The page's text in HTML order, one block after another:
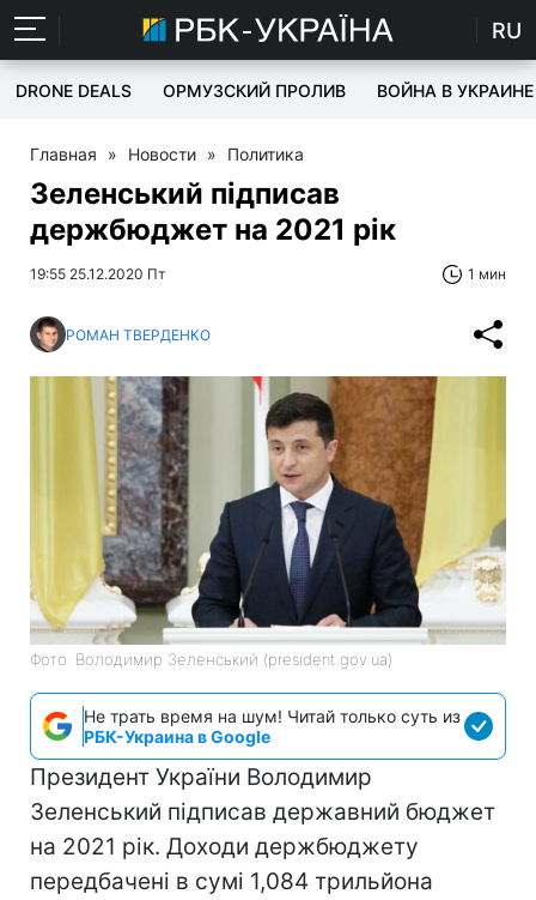
RU
DRONE DEALS ОРМУЗСКИЙ ПРОЛИВ ВОЙНА В УКРАИНЕ
Главная » Новости » Политика
Зеленський підписав
держбюджет на 2021 рік
19:55 25.12.2020 Пт 1 мин
РОМАН ТВЕРДЕНКО
Фото: Володимир Зеленський (president.gov.ua)
Не трать время на шум! Читай только суть из
РБК-Украина в Google
Президент України Володимир
Зеленський підписав державний бюджет
на 2021 рік. Доходи держбюджету
передбачені в сумі 1,084 трильйона